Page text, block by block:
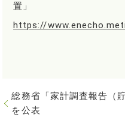
置」
https://
総務省「家計調査報告（
を公表